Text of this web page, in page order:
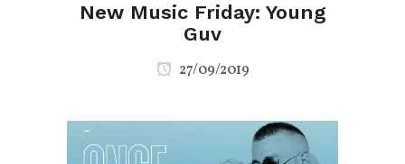
New Music Friday: Young
Guv
27/09/2019